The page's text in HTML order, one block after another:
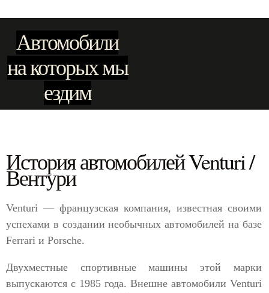
Автомобили
на которых мы
ездим
История автомобилей Venturi /
Вентури
Venturi — французская компания, известная своими
успехами в создании необычных автомобилей на базе
Ferrari и Porsche.
Двухместные спортивные машины этой марки
выпускаются с 1985 года. Внешне автомобили Venturi